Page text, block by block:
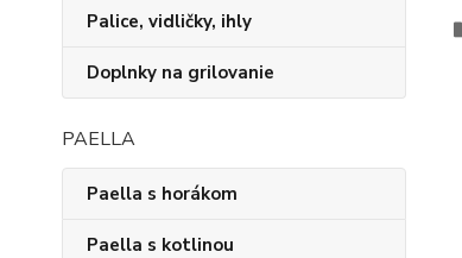
Palice, vidličky, ihly
Doplnky na grilovanie
PAELLA
Paella s horákom
Paella s kotlinou